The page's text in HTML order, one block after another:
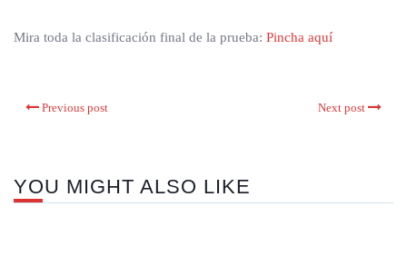
Mira toda la clasificación final de la prueba: Pincha aquí
Previous post Next post
YOU MIGHT ALSO LIKE